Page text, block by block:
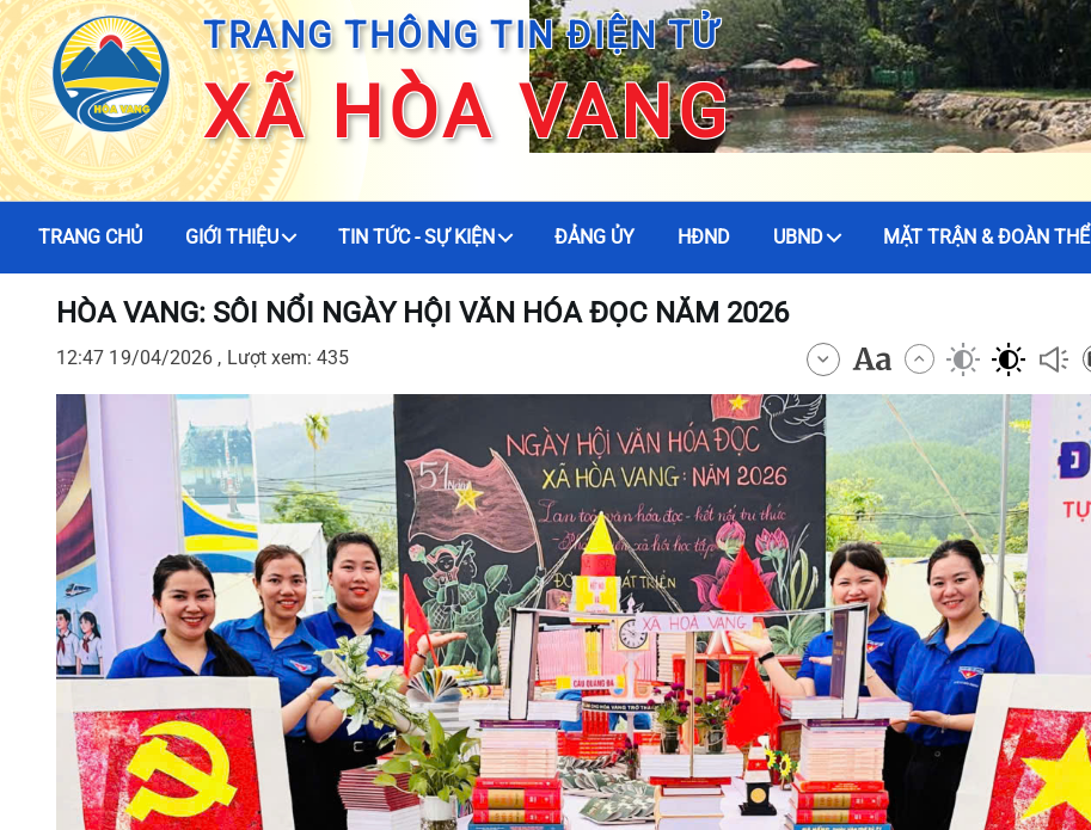
TRANG THÔNG TIN ĐIỆN TỬ
XÃ HÒA VANG
TRANG CHỦ GIỚI THIỆU TIN TỨC - SỰ KIỆN ĐẢNG ỦY HĐND UBND MẶT TRẬN & ĐOÀN THỂ
HÒA VANG: SÔI NỔI NGÀY HỘI VĂN HÓA ĐỌC NĂM 2026
12:47 19/04/2026 , Lượt xem: 435